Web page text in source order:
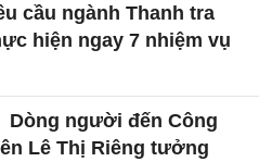
cầu ngành Thanh tra
hiện ngay 7 nhiệm vụ
Dòng người đến Công
Lê Thị Riêng tưởng